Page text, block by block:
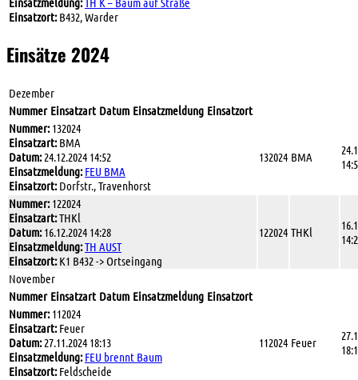
Einsatzort:B432, Warder
Einsätze 2024
Dezember
Nummer Einsatzart Datum Einsatzmeldung Einsatzort
Nummer:132024
Einsatzart:BMA
Datum:24.12.2024 14:52
Einsatzmeldung: FEU BMA
Einsatzort:Dorfstr., Travenhorst
132024 BMA
Nummer:122024
Einsatzart:THKl
Datum:16.12.2024 14:28
Einsatzmeldung:TH AUST
Einsatzort:K1 B432 -> Ortseingang
122024 THKl
November
Nummer Einsatzart Datum Einsatzmeldung Einsatzort
Nummer:112024
Einsatzart:Feuer
Datum:27.11.2024 18:13
Einsatzmeldung: FEU brennt Baum
Einsatzort:Feldscheide
112024 Feuer